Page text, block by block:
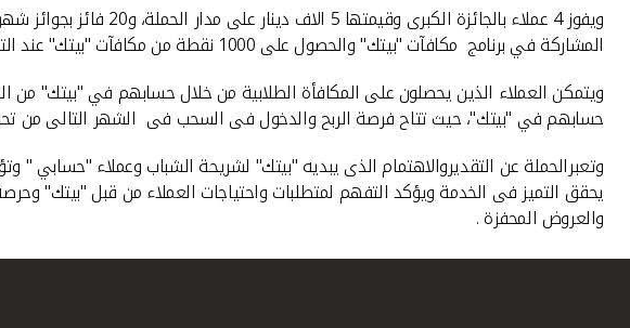
المشاركة في برنامج مكافآت "بيتك" والحصول على 1000 نقطة من مكافآت "بيتك" عند التفعيل، وعروض مميزة وعروض نهاية الاسبوع وخدمات مصرفية على مدار الساعة .
ويتمكن العملاء الذين يحصلون على المكافأة الطلابية من خلال حسابهم في "بيتك"
حسابهم في "بيتك"، حيث تتاح فرصة الربح والدخول فى السحب فى الشهر التالى من
وتعبرالحملة عن التقديروالاهتمام الذى يبديه "بيتك" لشريحة الشباب وعملاء "حسابي "
يحقق التميز فى الخدمة ويؤكد التفهم لمتطلبات واحتياجات العملاء من قبل "بيتك"
والعروض المحفزة .